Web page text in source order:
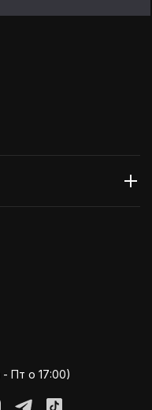
- Пт о 17:00)